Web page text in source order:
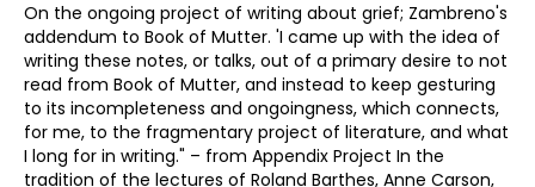
On the ongoing project of writing about grief; Zambreno's
addendum to Book of Mutter. 'I came up with the idea of
writing these notes, or talks, out of a primary desire to not
read from Book of Mutter, and instead to keep gesturing
to its incompleteness and ongoingness, which connects,
for me, to the fragmentary project of literature, and what
I long for in writing." – from Appendix Project In the
tradition of the lectures of Roland Barthes, Anne Carson,